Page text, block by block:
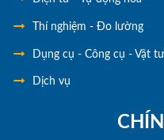
Thí nghiệm - Đo lường
Dụng cụ - Công cụ - Vật tư
Dịch vụ